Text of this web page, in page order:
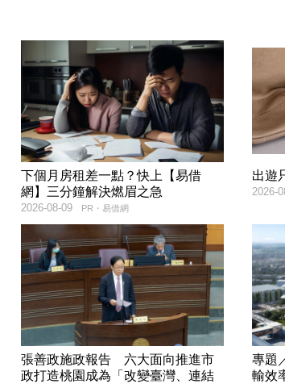
下個月房租差一點？快上【易借
網】三分鐘解決燃眉之急
PR・易借網
2026-08-09
出遊
2026-
張善政施政報告 六大面向推進市
政打造桃園成為「改變臺灣、連結
專題
輸效